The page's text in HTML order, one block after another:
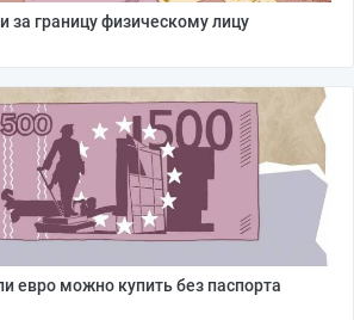
за границу физическому лицу
евро можно купить без паспорта